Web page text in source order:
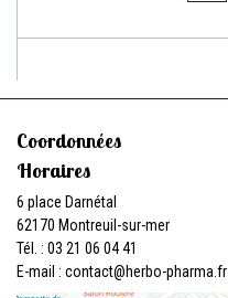
Coordonnées
Horaires
6 place Darnétal
62170 Montreuil-sur-mer
Tél. : 03 21 06 04 41
E-mail : contact@herbo-pharma.fr